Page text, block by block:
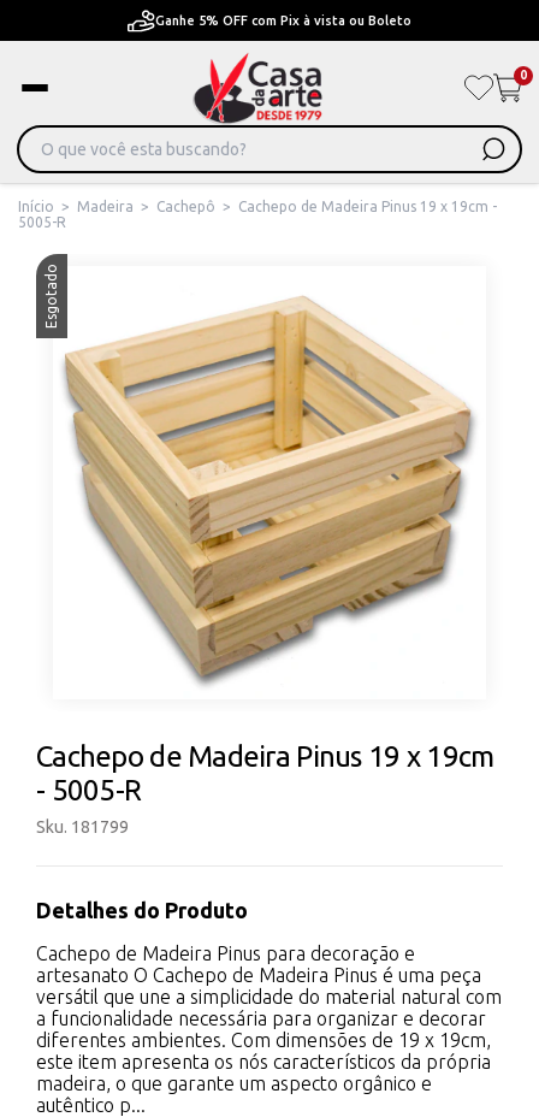
Ganhe 5% OFF com Pix à vista ou Boleto
0
Início > Madeira > Cachepô >
Cachepo de Madeira Pinus 19 x 19cm -
5005-R
Esgotado
Cachepo de Madeira Pinus 19 x 19cm
- 5005-R
Sku. 181799
Detalhes do Produto
Cachepo de Madeira Pinus para decoração e
artesanato O Cachepo de Madeira Pinus é uma peça
versátil que une a simplicidade do material natural com
a funcionalidade necessária para organizar e decorar
diferentes ambientes. Com dimensões de 19 x 19cm,
este item apresenta os nós característicos da própria
madeira, o que garante um aspecto orgânico e
autêntico p...